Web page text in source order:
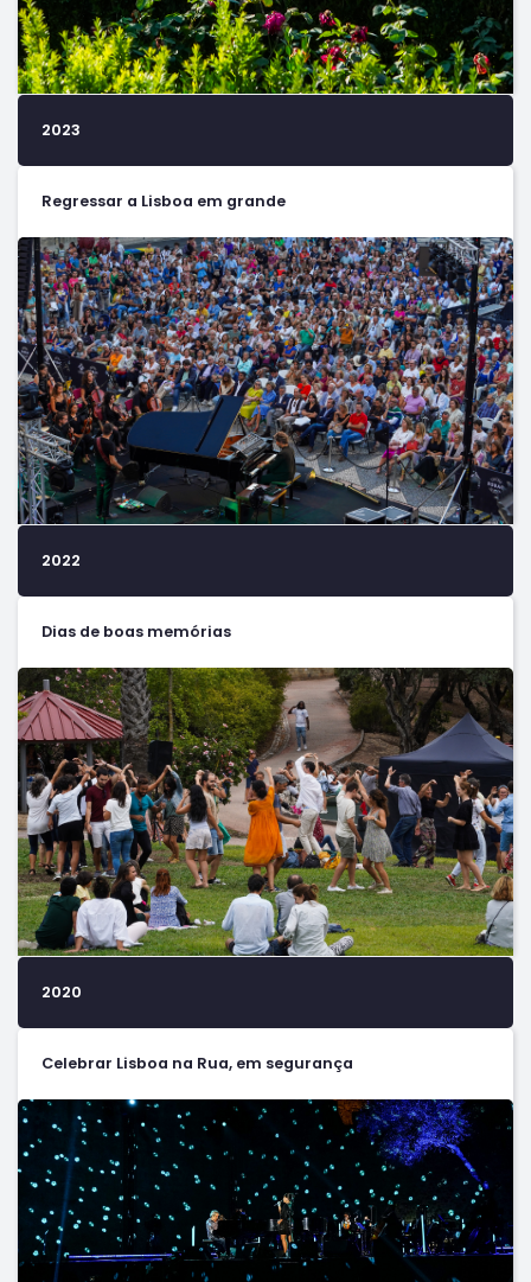
2023
Regressar a Lisboa em grande
2022
Dias de boas memórias
2020
Celebrar Lisboa na Rua, em segurança